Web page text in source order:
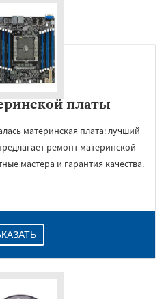
платы
материнская плата: лучший
ремонт материнской
мастера и гарантия качества.